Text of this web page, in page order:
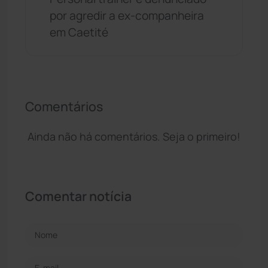
por agredir a ex-companheira
em Caetité
Comentários
Ainda não há comentários. Seja o primeiro!
Comentar notícia